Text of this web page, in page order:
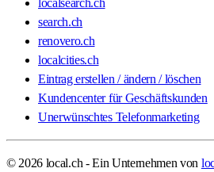
localsearch.ch
search.ch
renovero.ch
localcities.ch
Eintrag erstellen / ändern / löschen
Kundencenter für Geschäftskunden
Unerwünschtes Telefonmarketing
© 2026 local.ch - Ein Unternehmen von